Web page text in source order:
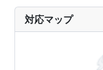
対応マップ